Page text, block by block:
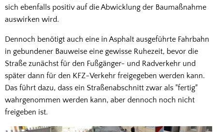
sich ebenfalls positiv auf die Abwicklung der Baumaßnahme
auswirken wird.
Dennoch benötigt auch eine in Asphalt ausgeführte Fahrbahn
in gebundener Bauweise eine gewisse Ruhezeit, bevor die
Straße zunächst für den Fußgänger- und Radverkehr und
später dann für den KFZ-Verkehr freigegeben werden kann.
Das führt dazu, dass ein Straßenabschnitt zwar als "fertig"
wahrgenommen werden kann, aber dennoch noch nicht
freigeben ist.